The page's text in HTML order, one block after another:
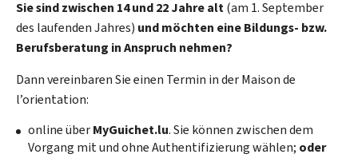
Sie sind zwischen 14 und 22 Jahre alt(am 1.September
des laufenden Jahres) und möchten eine Bildungs- bzw.
Berufsberatung in Anspruch nehmen?
Dann vereinbaren Sie einen Termin in derMaison de
l’orientation:
online überMyGuichet.lu. Sie können zwischen dem
Vorgang mit und ohne Authentifizierung wählen; oder